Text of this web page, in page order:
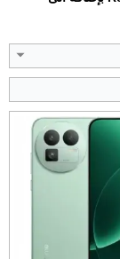
السريع:7000 مللي أمبير - 100 واط
←
السريع: